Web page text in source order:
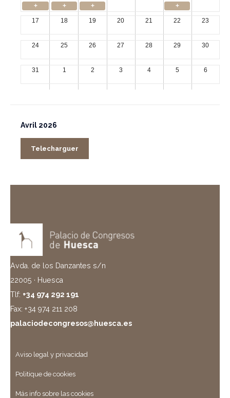
+
+ + +
17 18 19 20 21 22 23
24 25 26 27 28 29 30
31 1 2 3 4 5 6
Avril 2026
Telecharguer
Avda. de los Danzantes s/n
22005 · Huesca
Tlf: +34 974 292 191
Fax: +34 974 211 208
palaciodecongresos@huesca.es
Aviso legal y privacidad
Politique de cookies
Más info sobre las cookies